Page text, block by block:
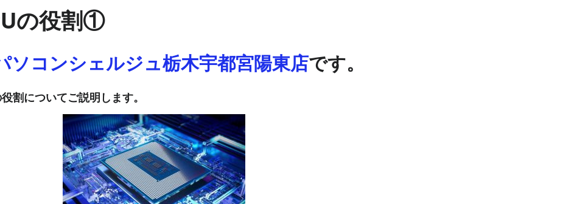
の役割①
ソコンシェルジュ栃木宇都宮陽東店です。
割についてご説明します。